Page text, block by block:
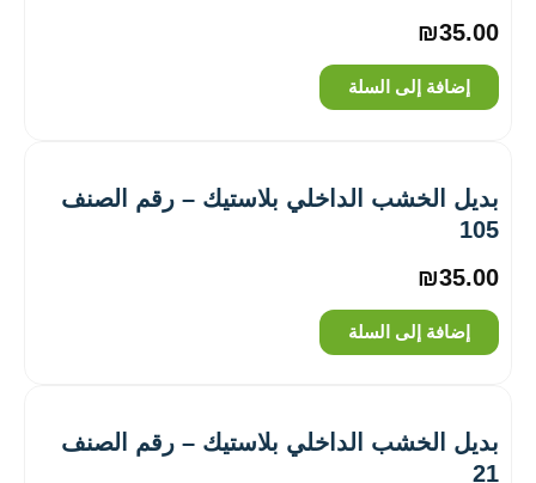
₪35.00
إضافة إلى السلة
بديل الخشب الداخلي بلاستيك – رقم الصنف
105
₪35.00
إضافة إلى السلة
بديل الخشب الداخلي بلاستيك – رقم الصنف
21